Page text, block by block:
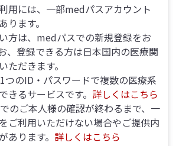
用には、一部medパスアカウント
ります。
方は、medパスでの新規登録をお
、登録できる方は日本国内の医療関
ただきます。
つのID・パスワードで複数の医療系
きるサービスです。 詳しくはこちら
のご本人様の確認が終わるまで、一
ご利用いただけない場合やご提供内
あります。 詳しくはこちら